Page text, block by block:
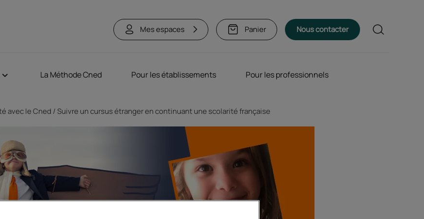
Mes espaces Panier Nous contacter Rechercher
La Méthode Cned Pour les établissements Pour les professionnels
avec le Cned Suivre un cursus étranger en continuant une scolarité française